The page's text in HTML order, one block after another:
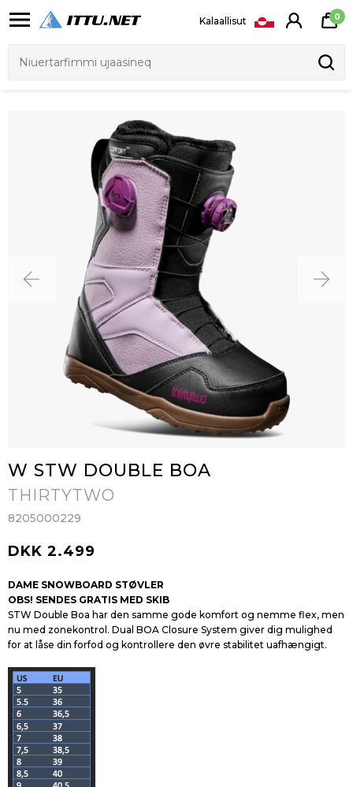
Kalaallisut 0
W STW DOUBLE BOA
THIRTYTWO
8205000229
DKK 2.499
DAME SNOWBOARD STØVLER
OBS! SENDES GRATIS MED SKIB
STW Double Boa har den samme gode komfort og nemme flex, men
nu med zonekontrol. Dual BOA Closure System giver dig mulighed
for at låse din forfod og kontrollere den øvre stabilitet uafhængigt.